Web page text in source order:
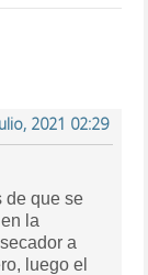
2021 02:29
de que se
la
a
luego el